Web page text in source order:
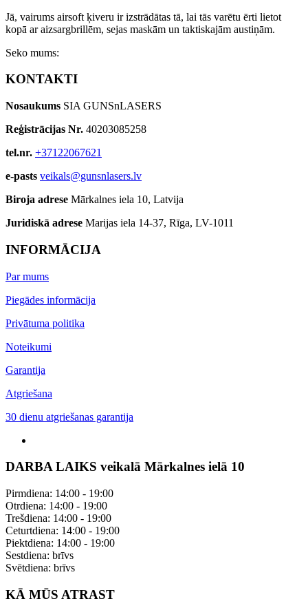
Jā, vairums airsoft ķiveru ir izstrādātas tā, lai tās varētu ērti lietot
kopā ar aizsargbrillēm, sejas maskām un taktiskajām austiņām.
Seko mums:
KONTAKTI
Nosaukums SIA GUNSnLASERS
Reģistrācijas Nr. 40203085258
tel.nr. +37122067621
e-pasts veikals@gunsnlasers.lv
Biroja adrese Mārkalnes iela 10, Latvija
Juridiskā adrese Marijas iela 14-37, Rīga, LV-1011
INFORMĀCIJA
Par mums
Piegādes informācija
Privātuma politika
Noteikumi
Garantija
Atgriešana
30 dienu atgriešanas garantija
DARBA LAIKS veikalā Mārkalnes ielā 10
Pirmdiena: 14:00 - 19:00
Otrdiena: 14:00 - 19:00
Trešdiena: 14:00 - 19:00
Ceturtdiena: 14:00 - 19:00
Piektdiena: 14:00 - 19:00
Sestdiena: brīvs
Svētdiena: brīvs
KĀ MŪS ATRAST